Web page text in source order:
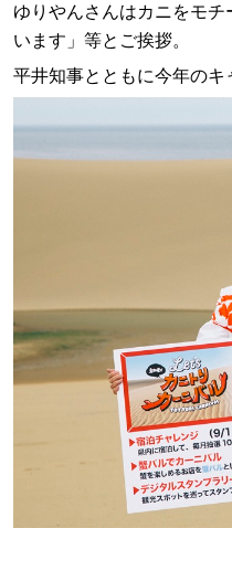
ゆりやんさんはカニをモ
います」等とご挨拶。
平井知事とともに今年の